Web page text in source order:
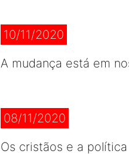
10/11/2020
A mudança está em
08/11/2020
Os cristãos e a política